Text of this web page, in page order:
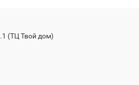
(ТЦ Твой дом)